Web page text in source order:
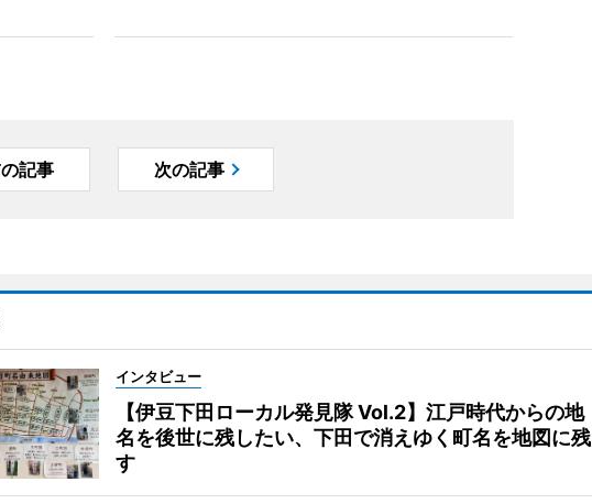
記事 次の記事
インタビュー
【伊豆下田ローカル発見隊 Vol.2】江戸時代からの地
名を後世に残したい、下田で消えゆく町名を地図に残
す